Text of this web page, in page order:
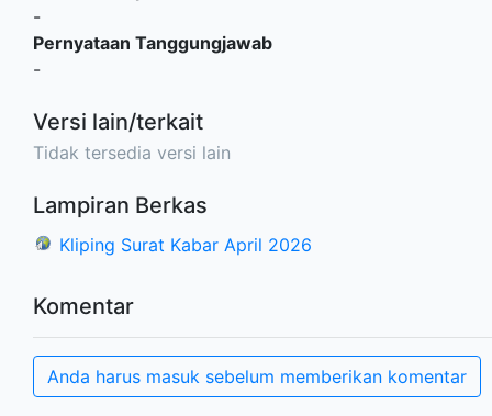
-
Pernyataan Tanggungjawab
-
Versi lain/terkait
Tidak tersedia versi lain
Lampiran Berkas
Kliping Surat Kabar April 2026
Komentar
Anda harus masuk sebelum memberikan komentar